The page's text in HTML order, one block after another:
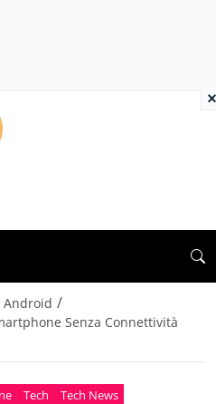
Android /
Senza Connettività
Tech Tech News
×